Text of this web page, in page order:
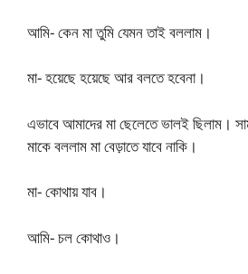
আমি- কেন মা তুমি যেমন তাই বললাম।
মা- হয়েছে হয়েছে আর বলতে হবেনা।
এভাবে আমাদের মা ছেলেতে ভালই ছিলাম।
মাকে বললাম মা বেড়াতে যাবে নাকি।
মা- কোথায় যাব।
আমি- চল কোথাও।